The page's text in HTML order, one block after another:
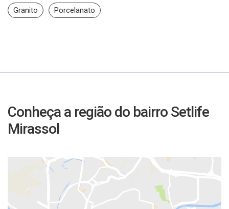
Granito Porcelanato
Conheça a região do bairro Setlife
Mirassol